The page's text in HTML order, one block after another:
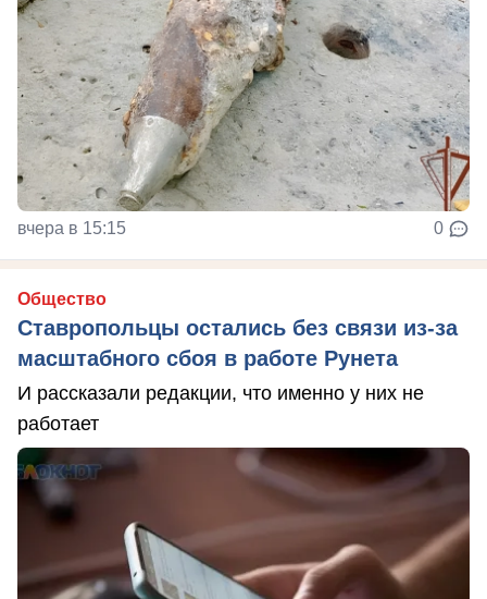
вчера в 15:15 0
Общество
Ставропольцы остались без связи из-за
масштабного сбоя в работе Рунета
И рассказали редакции, что именно у них не
работает